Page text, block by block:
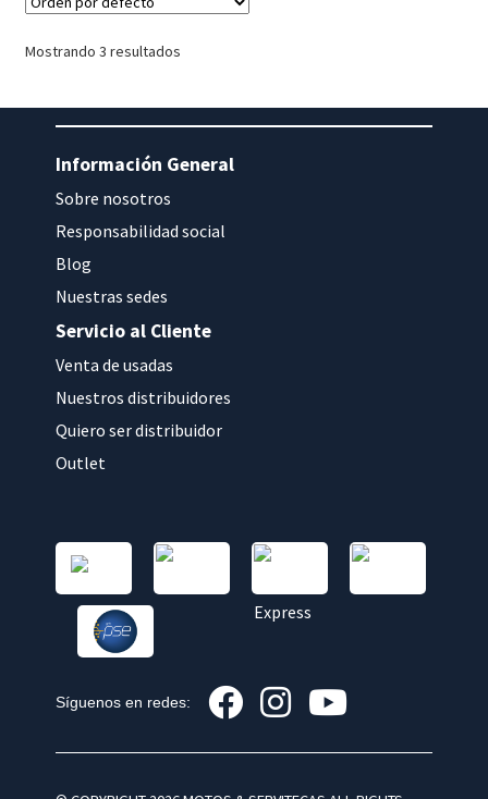
Mostrando 3 resultados
Información General
Sobre nosotros
Responsabilidad social
Blog
Nuestras sedes
Servicio al Cliente
Venta de usadas
Nuestros distribuidores
Quiero ser distribuidor
Outlet
Síguenos en redes: